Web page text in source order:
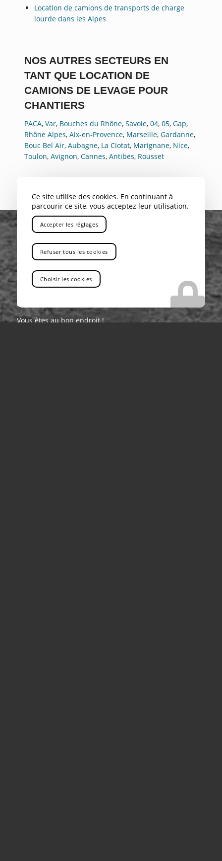
Location de camions de transports de charge
lourde dans les Alpes
NOS AUTRES SECTEURS EN
TANT QUE LOCATION DE
CAMIONS DE LEVAGE POUR
CHANTIERS
PACA, Var, Bouches du Rhône, Savoie, 04, 05, Gap,
Rhône Alpes, Aix-en-Provence, Marseille, Gardanne,
Bouc Bel Air, Aubagne, La Ciotat, Marignane, Nice,
Toulon, Avignon, Cannes, Antibes, Rousset
VOUS RECHERCHEZ UNE ENTREPRISE QUI
PROPOSE LA LOCATION DE CAMIONS DE
LEVAGE POUR CHANTIERS DANS LES ALPES
Vous êtes au bon endroit !
Ce site utilise des cookies. En continuant à
parcourir ce site, vous acceptez leur utilisation.
Accepter les réglages
Refuser tous les cookies
Choisir les cookies